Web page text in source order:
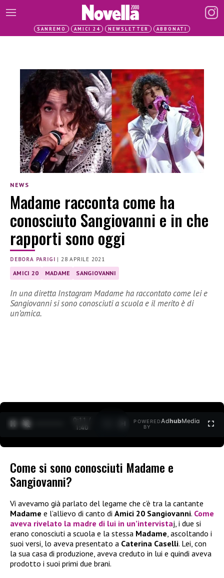
SANREMO AMICI 24 NEWSLETTER ABBONATI
NEWS
Madame racconta come ha
conosciuto Sangiovanni e in che
rapporti sono oggi
DEBORA PARIGI | 28 APRILE 2021
AMICI 20 MADAME SANGIOVANNI
In una diretta Instagram Madame ha raccontato come lei e
Sangiovanni si sono conosciuti a scuola e il merito è di
un’amica.
0:12 /
1:40
POWERED
BY
AdhubMedia
Come si sono conosciuti Madame e
Sangiovanni?
Vi avevamo già parlato del legame che c’è tra la cantante
Madame e l’allievo di canto di Amici 20 Sangiovanni. Come
aveva rivelato la madre di lui in un’intervistaj, i due si
erano conosciuti a scuola e la stessa Madame, ascoltando i
suoi versi, lo aveva presentato a Caterina Caselli. Lei, con
la sua casa di produzione, aveva creduto in lui e quindi aveva
prodotto i suoi primi due brani.